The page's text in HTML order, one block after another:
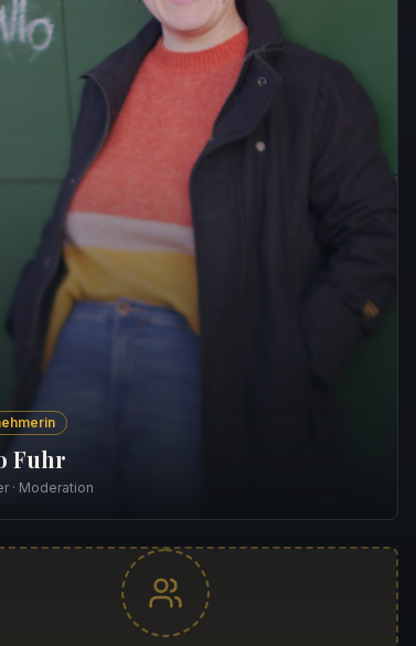
Fuhr
· Moderation